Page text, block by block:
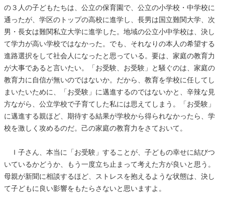
の３人の子どもたちは、公立の保育園で、公立の小学校・中学校に
通ったが、学区のトップの高校に進学し、長男は国立難関大学、次
男・長女は難関私立大学に進学した。地域の公立小中学校は、決し
て学力が高い学校ではなかった。でも、それなりの本人の希望する
進路選択をして社会人になったと思っている。要は、家庭の教育力
が大事であると言いたい。「お受験、お受験」と騒ぐのは、家庭の
教育力に自信が無いのではないか。だから、教育を学校に任してし
まいたいために、「お受験」に邁進するのではないかと、辛辣な見
方ながら、公立学校で子育てした私には思えてしまう。「お受験」
に邁進する親ほど、期待する結果が学校から得られなかったら、学
校を激しく攻めるのだ。己の家庭の教育力をさておいて。
Ｉ子さん、本当に「お受験」することが、子どもの幸せに結びつ
いているかどうか、もう一度立ち止まって考えた方が良いと思う。
母親が新聞に相談するほど、ストレスを抱えるような状態は、決し
て子どもに良い影響をもたらさないと思いますよ。